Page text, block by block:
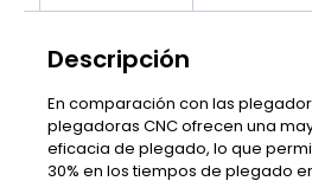
Descripción
En comparación con las
plegadoras CNC ofrecen una
eficacia de plegado, lo que
30% en los tiempos de plegado